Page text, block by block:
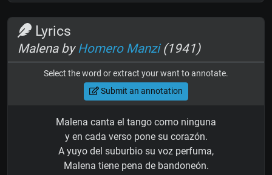
Lyrics
Malena byHomero Manzi(1941)
Select the word or extract your want to annotate.
Submit an annotation
Malena canta el tango como ninguna
y en cada verso pone su corazón.
A yuyo del suburbio su voz perfuma,
Malena tiene pena de bandoneón.